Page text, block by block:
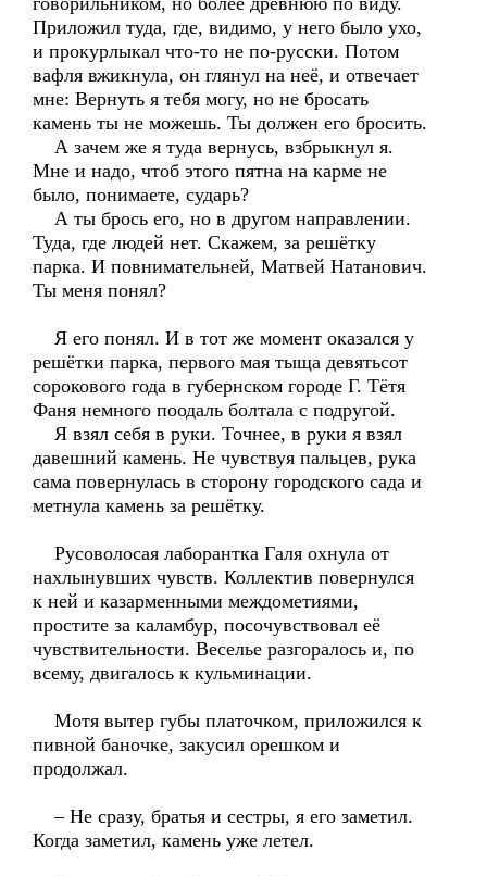
Приложил туда, где, видимо, у него было ухо,
и прокурлыкал что-то не по-русски. Потом
вафля вжикнула, он глянул на неё, и отвечает
мне: Вернуть я тебя могу, но не бросать
камень ты не можешь. Ты должен его бросить.
А зачем же я туда вернусь, взбрыкнул я.
Мне и надо, чтоб этого пятна на карме не
было, понимаете, сударь?
А ты брось его, но в другом направлении.
Туда, где людей нет. Скажем, за решётку
парка. И повнимательней, Матвей Натанович.
Ты меня понял?
Я его понял. И в тот же момент оказался у
решётки парка, первого мая тыща девятьсот
сорокового года в губернском городе Г. Тётя
Фаня немного поодаль болтала с подругой.
Я взял себя в руки. Точнее, в руки я взял
давешний камень. Не чувствуя пальцев, рука
сама повернулась в сторону городского сада и
метнула камень за решётку.
Русоволосая лаборантка Галя охнула от
нахлынувших чувств. Коллектив повернулся
к ней и казарменными междометиями,
простите за каламбур, посочувствовал её
чувствительности. Веселье разгоралось и, по
всему, двигалось к кульминации.
Мотя вытер губы платочком, приложился к
пивной баночке, закусил орешком и
продолжал.
– Не сразу, братья и сестры, я его заметил.
Когда заметил, камень уже летел.